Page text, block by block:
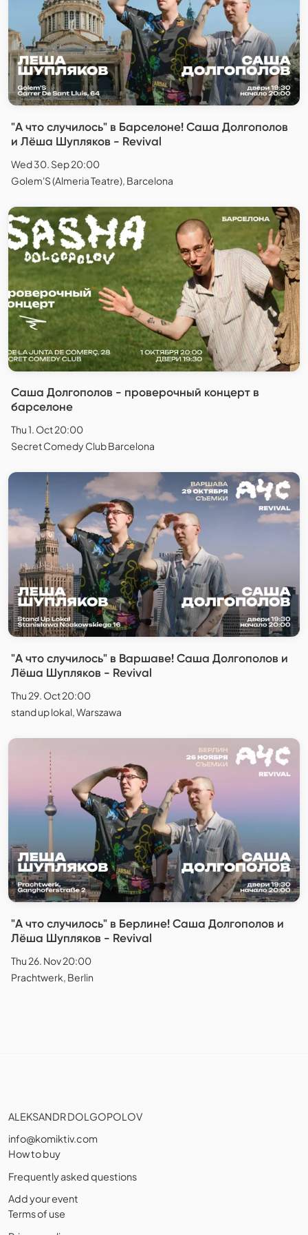
"А что случилось" в Барселоне! Саша Долгополов
и Лёша Шупляков - Revival
Wed 30. Sep 20:00
Golem'S (Almeria Teatre), Barcelona
Саша Долгополов - проверочный концерт в
барселоне
Thu 1. Oct 20:00
Secret Comedy Club Barcelona
"А что случилось" в Варшаве! Саша Долгополов и
Лёша Шупляков - Revival
Thu 29. Oct 20:00
stand up lokal, Warszawa
"А что случилось" в Берлине! Саша Долгополов и
Лёша Шупляков - Revival
Thu 26. Nov 20:00
Prachtwerk, Berlin
ALEKSANDR DOLGOPOLOV
info@komiktiv.com
How to buy
Frequently asked questions
Add your event
Terms of use